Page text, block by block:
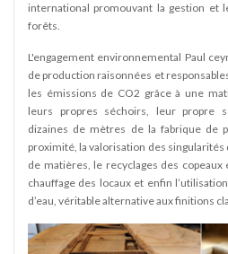
international promouvant la gestion et
forêts.
L'engagement environnemental Paul
de production raisonnées et
les émissions de CO2 grâce à une
leurs propres séchoirs, leur propre
dizaines de mètres de la fabrique de
proximité, la valorisation des
de matières, le recyclages des copeaux
chauffage des locaux et enfin
d’eau, véritable alternative aux finitions